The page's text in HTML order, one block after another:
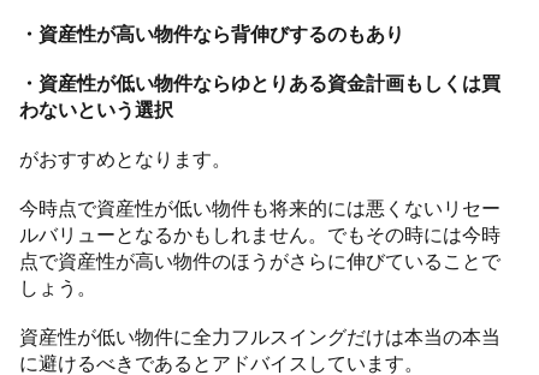
・資産性が高い物件なら背伸びするのもあり
・資産性が低い物件ならゆとりある資金計画もしくは買
わないという選択
がおすすめとなります。
今時点で資産性が低い物件も将来的には悪くないリセー
ルバリューとなるかもしれません。でもその時には今時
点で資産性が高い物件のほうがさらに伸びていることで
しょう。
資産性が低い物件に全力フルスイングだけは本当の本当
に避けるべきであるとアドバイスしています。